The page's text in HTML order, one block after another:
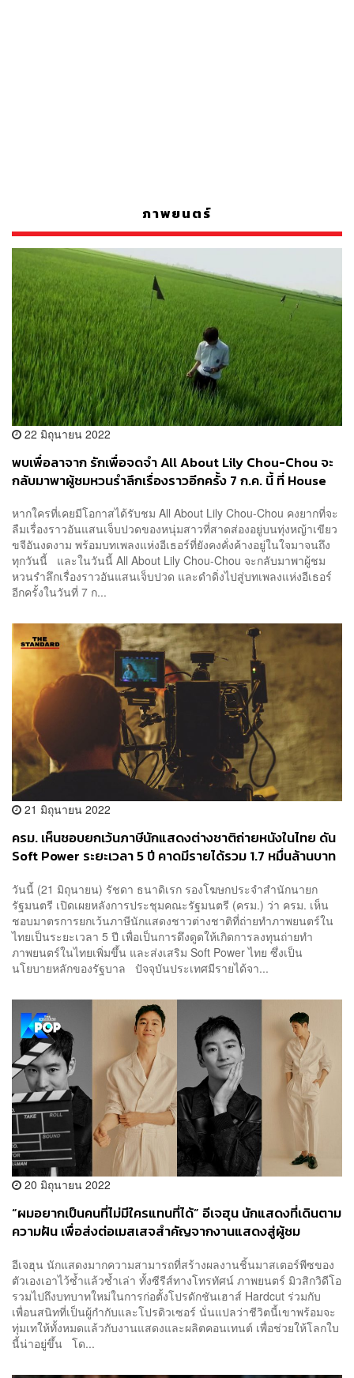
ภาพยนตร์
22 มิถุนายน 2022
พบเพื่อลาจาก รักเพื่อจดจำ All About Lily Chou-Chou จะ
กลับมาพาผู้ชมหวนรำลึกเรื่องราวอีกครั้ง 7 ก.ค. นี้ ที่ House
หากใครที่เคยมีโอกาสได้รับชม All About Lily Chou-Chou คงยากที่จะ
ลืมเรื่องราวอันแสนเจ็บปวดของหนุ่มสาวที่สาดส่องอยู่บนทุ่งหญ้าเขียว
ขจีอันงดงาม พร้อมบทเพลงแห่งอีเธอร์ที่ยังคงคั่งค้างอยู่ในใจมาจนถึง
ทุกวันนี้ และในวันนี้ All About Lily Chou-Chou จะกลับมาพาผู้ชม
หวนรำลึกเรื่องราวอันแสนเจ็บปวด และดำดิ่งไปสู่บทเพลงแห่งอีเธอร์
อีกครั้งในวันที่ 7 ก...
21 มิถุนายน 2022
ครม. เห็นชอบยกเว้นภาษีนักแสดงต่างชาติถ่ายหนังในไทย ดัน
Soft Power ระยะเวลา 5 ปี คาดมีรายได้รวม 1.7 หมื่นล้านบาท
วันนี้ (21 มิถุนายน) รัชดา ธนาดิเรก รองโฆษกประจำสำนักนายก
รัฐมนตรี เปิดเผยหลังการประชุมคณะรัฐมนตรี (ครม.) ว่า ครม. เห็น
ชอบมาตรการยกเว้นภาษีนักแสดงชาวต่างชาติที่ถ่ายทำภาพยนตร์ใน
ไทยเป็นระยะเวลา 5 ปี เพื่อเป็นการดึงดูดให้เกิดการลงทุนถ่ายทำ
ภาพยนตร์ในไทยเพิ่มขึ้น และส่งเสริม Soft Power ไทย ซึ่งเป็น
นโยบายหลักของรัฐบาล ปัจจุบันประเทศมีรายได้จา...
20 มิถุนายน 2022
“ผมอยากเป็นคนที่ไม่มีใครแทนที่ได้” อีเจฮุน นักแสดงที่เดินตาม
ความฝัน เพื่อส่งต่อเมสเสจสำคัญจากงานแสดงสู่ผู้ชม
อีเจฮุน นักแสดงมากความสามารถที่สร้างผลงานชิ้นมาสเตอร์พีซของ
ตัวเองเอาไว้ซ้ำแล้วซ้ำเล่า ทั้งซีรีส์ทางโทรทัศน์ ภาพยนตร์ มิวสิกวิดีโอ
รวมไปถึงบทบาทใหม่ในการก่อตั้งโปรดักชันเฮาส์ Hardcut ร่วมกับ
เพื่อนสนิทที่เป็นผู้กำกับและโปรดิวเซอร์ นั่นแปลว่าชีวิตนี้เขาพร้อมจะ
ทุ่มเทให้ทั้งหมดแล้วกับงานแสดงและผลิตคอนเทนต์ เพื่อช่วยให้โลกใบ
นี้น่าอยู่ขึ้น โด...